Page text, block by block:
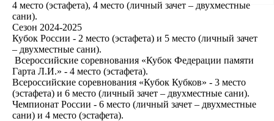
4 место (эстафета), 4 место (личный зачет – двухместные
сани).
Сезон 2024-2025
Кубок России - 2 место (эстафета) и 5 место (личный зачет
– двухместные сани).
Всероссийские соревнования «Кубок Федерации памяти
Гарта Л.И.» - 4 место (эстафета).
Всероссийские соревнования «Кубок Кубков» - 3 место
(эстафета) и 6 место (личный зачет – двухместные сани).
Чемпионат России - 6 место (личный зачет – двухместные
сани) и 4 место (эстафета).